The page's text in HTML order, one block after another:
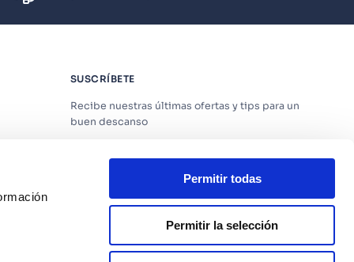
Permitir todas
Permitir la selección
SUSCRÍBETE
Recibe nuestras últimas ofertas y tips para un
buen descanso
Acepto losTérminos y CondicionesyPolítica
SUSCRIBIRME